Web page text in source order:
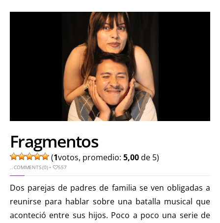
Fragmentos
(1votos, promedio: 5,00de 5)
..COMMENTS (0)• 557
Dos parejas de padres de familia se ven obligadas a
reunirse para hablar sobre una batalla musical que
aconteció entre sus hijos. Poco a poco una serie de